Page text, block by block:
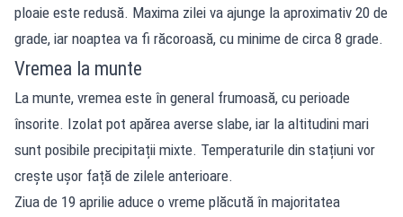
ploaie este redusă. Maxima zilei va ajunge la aproximativ 20 de
grade, iar noaptea va fi răcoroasă, cu minime de circa 8 grade.
Vremea la munte
La munte, vremea este în general frumoasă, cu perioade
însorite. Izolat pot apărea averse slabe, iar la altitudini mari
sunt posibile precipitații mixte. Temperaturile din stațiuni vor
crește ușor față de zilele anterioare.
Ziua de 19 aprilie aduce o vreme plăcută în majoritatea